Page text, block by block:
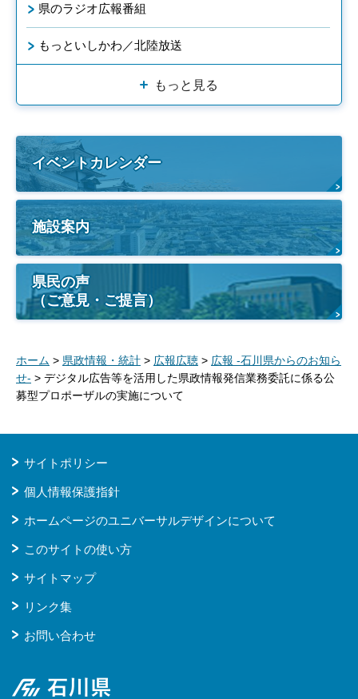
県のラジオ広報番組
もっといしかわ／北陸放送
もっと見る
イベントカレンダー
施設案内
県民の声
（ご意見・ご提言）
ホーム > 県政情報・統計 > 広報広聴 > 広報 -石川県からのお知ら
せ- > デジタル広告等を活用した県政情報発信業務委託に係る公
募型プロポーザルの実施について
サイトポリシー
個人情報保護指針
ホームページのユニバーサルデザインについて
このサイトの使い方
サイトマップ
リンク集
お問い合わせ
石川県